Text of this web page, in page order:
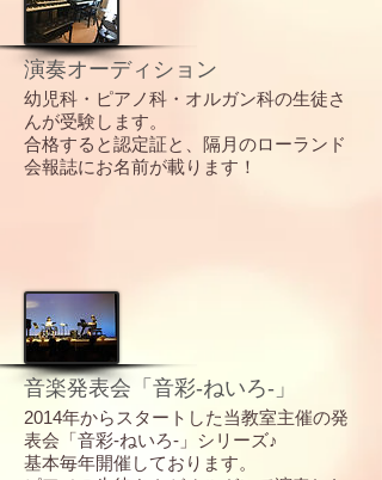
演奏オーディション
幼児科・ピアノ科・オルガン科の生徒さ
んが受験します。
​合格すると認定証と、隔月のローランド
会報誌にお名前が載ります！
音楽発表会「音彩-ねいろ-」
2014年からスタートした当教室主催の発
表会「音彩-ねいろ-」シリーズ♪
基本毎年開催しております。